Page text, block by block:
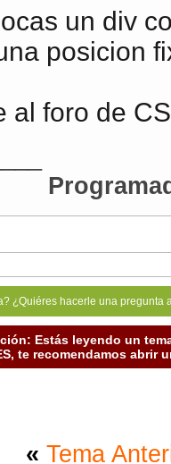
un div
posicion
al foro de
¿Quiéres hacerle una
Estás leyendo un
te recomendamos abrir
« Tema